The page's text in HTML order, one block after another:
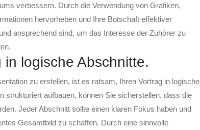
verbessern. Durch die Verwendung von Grafiken,
hervorheben und Ihre Botschaft effektiver
ansprechend sind, um das Interesse der Zuhörer zu
logische Abschnitte.
zu erstellen, ist es ratsam, Ihren Vortrag in logische
strukturiert aufbauen, können Sie sicherstellen, dass die
Jeder Abschnitt sollte einen klaren Fokus haben und
Gesamtbild zu schaffen. Durch eine sinnvolle